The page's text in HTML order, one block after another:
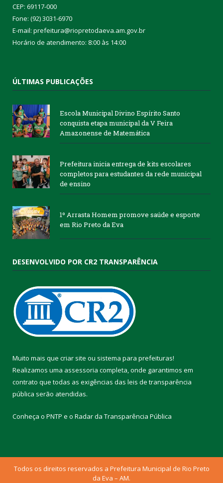
CEP: 69117-000
Fone: (92) 3031-6970
E-mail: prefeitura@riopretodaeva.am.gov.br
Horário de atendimento: 8:00 às 14:00
ÚLTIMAS PUBLICAÇÕES
Escola Municipal Divino Espírito Santo
conquista etapa municipal da V Feira
Amazonense de Matemática
Prefeitura inicia entrega de kits escolares
completos para estudantes da rede municipal
de ensino
1º Arrasta Homem promove saúde e esporte
em Rio Preto da Eva
DESENVOLVIDO POR CR2 TRANSPARÊNCIA
Muito mais que criar site ou sistema para prefeituras!
Realizamos uma assessoria completa, onde garantimos em
contrato que todas as exigências das leis de transparência
pública serão atendidas.
Conheça o PNTP e o Radar da Transparência Pública
Todos os direitos reservados a Prefeitura Municipal de Rio Preto
da Eva – AM.